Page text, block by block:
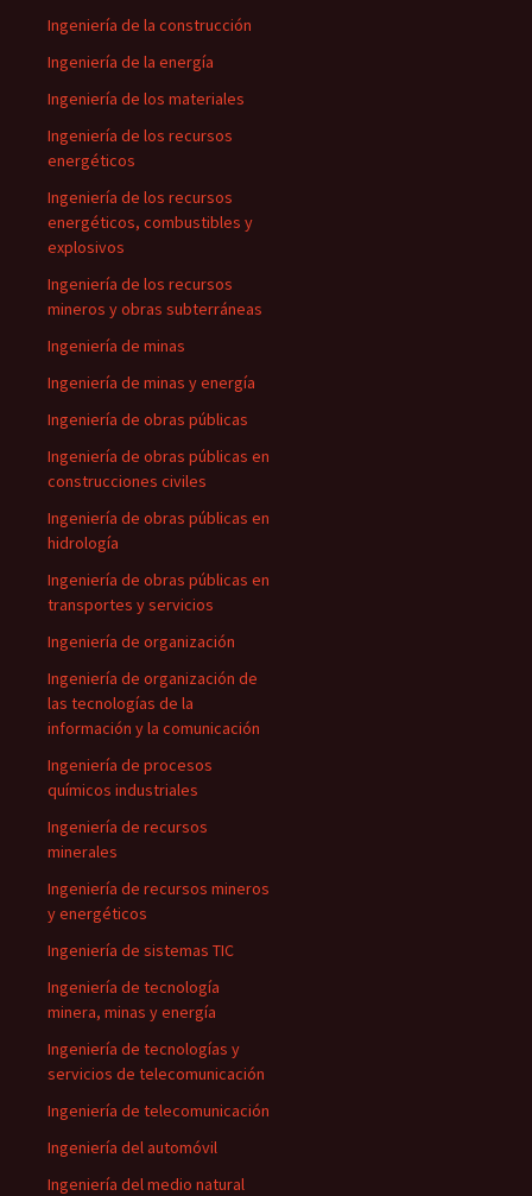
Ingeniería de la construcción
Ingeniería de la energía
Ingeniería de los materiales
Ingeniería de los recursos
energéticos
Ingeniería de los recursos
energéticos, combustibles y
explosivos
Ingeniería de los recursos
mineros y obras subterráneas
Ingeniería de minas
Ingeniería de minas y energía
Ingeniería de obras públicas
Ingeniería de obras públicas en
construcciones civiles
Ingeniería de obras públicas en
hidrología
Ingeniería de obras públicas en
transportes y servicios
Ingeniería de organización
Ingeniería de organización de
las tecnologías de la
información y la comunicación
Ingeniería de procesos
químicos industriales
Ingeniería de recursos
minerales
Ingeniería de recursos mineros
y energéticos
Ingeniería de sistemas TIC
Ingeniería de tecnología
minera, minas y energía
Ingeniería de tecnologías y
servicios de telecomunicación
Ingeniería de telecomunicación
Ingeniería del automóvil
Ingeniería del medio natural